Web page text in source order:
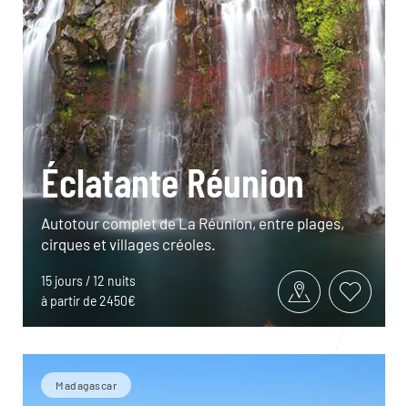
Éclatante Réunion
Autotour complet de La Réunion, entre plages,
cirques et villages créoles.
15 jours / 12 nuits
à partir de 2450€
Madagascar